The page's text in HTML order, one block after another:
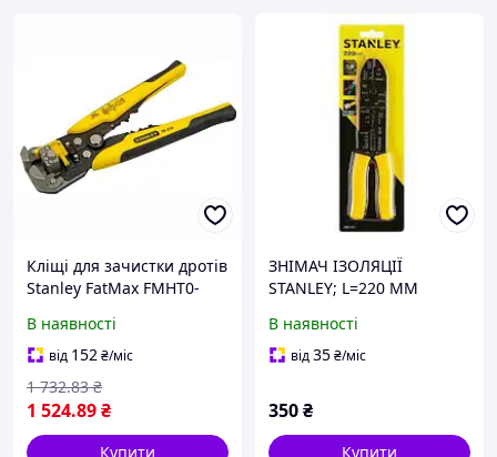
Кліщі для зачистки дротів
Stanley FatMax FMHT0-
обтискні автоматичні
В наявності
від 152₴/міс
1 524.89₴
1 732.83 ₴
Купити
ЗНІМАЧ ІЗОЛЯЦІЇ
STANLEY; L=220 ММ
В наявності
від35₴/міс
350₴
Купити